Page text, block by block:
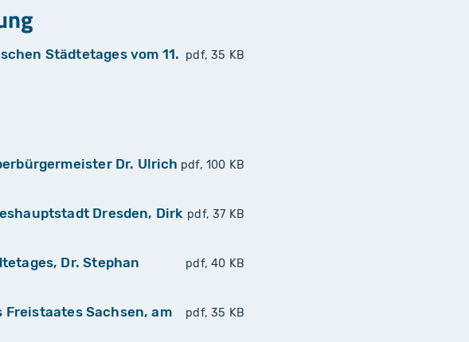
Städtetages vom 11. pdf, 35 KB
Dr. Ulrich pdf, 100 KB
Dresden, Dirk pdf, 37 KB
Dr. Stephan
pdf, 40 KB
Sachsen, am
pdf, 35 KB